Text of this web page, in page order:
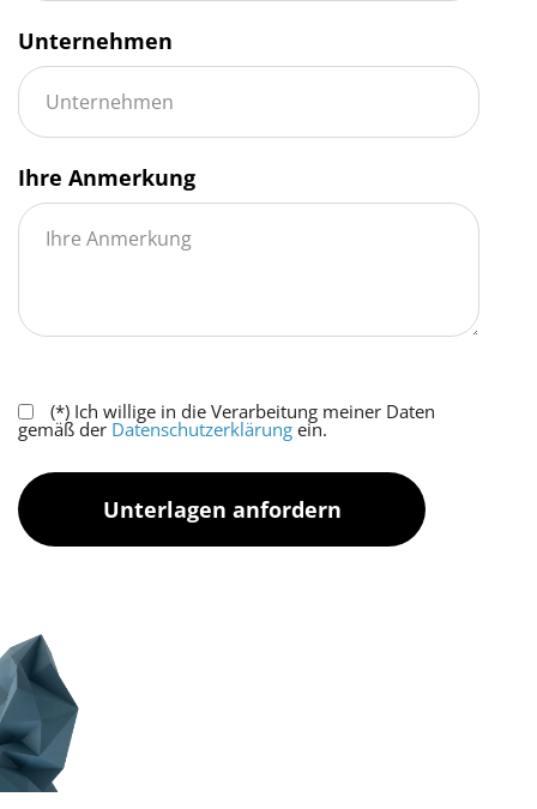
Unternehmen
Ihre Anmerkung
(*) Ich willige in die Verarbeitung meiner Daten
gemäß der Datenschutzerklärung ein.